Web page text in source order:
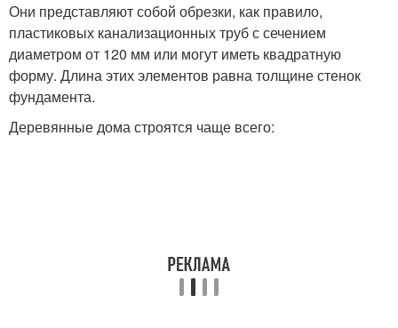
Они представляют собой обрезки, как правило,
пластиковых канализационных труб с сечением
диаметром от 120 мм или могут иметь квадратную
форму. Длина этих элементов равна толщине стенок
фундамента.
Деревянные дома строятся чаще всего: